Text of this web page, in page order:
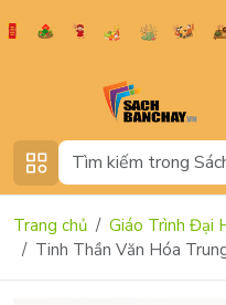
Trang chủ
Giáo Trình Đại
Tinh Thần Văn Hóa